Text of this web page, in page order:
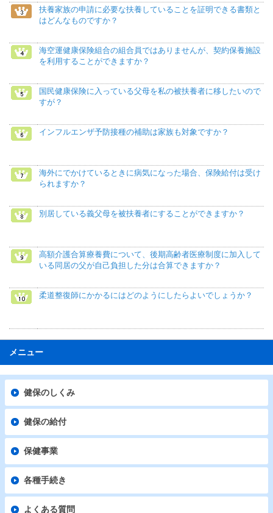
扶養家族の申請に必要な扶養していることを証明できる書類と
はどんなものですか？
海空運健康保険組合の組合員ではありませんが、契約保養施設
を利用することができますか？
国民健康保険に入っている父母を私の被扶養者に移したいので
すが？
インフルエンザ予防接種の補助は家族も対象ですか？
海外にでかけているときに病気になった場合、保険給付は受け
られますか？
別居している義父母を被扶養者にすることができますか？
高額介護合算療養費について、後期高齢者医療制度に加入して
いる同居の父が自己負担した分は合算できますか？
柔道整復師にかかるにはどのようにしたらよいでしょうか？
メニュー
健保のしくみ
健保の給付
保健事業
各種手続き
よくある質問